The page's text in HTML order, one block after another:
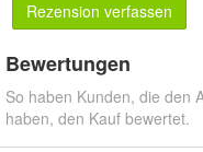
Rezension verfassen
Bewertungen
So haben Kunden, die den
haben, den Kauf bewertet.